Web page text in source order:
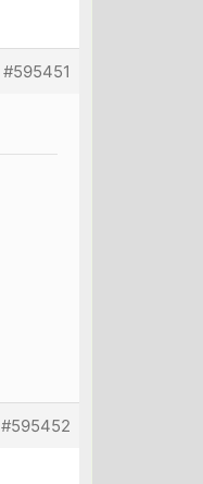
#595451
#595452